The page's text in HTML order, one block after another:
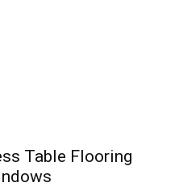
Table Flooring